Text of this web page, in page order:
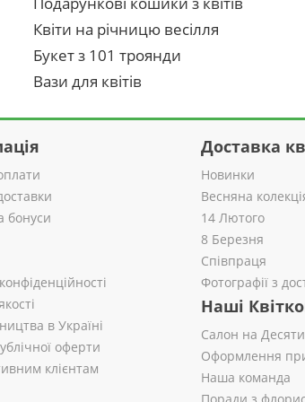
Квіти на річницю весілля
Букет з 101 троянди
Вази для квітів
бонуси
в Україні
оферти
клієнтам
Доставка
Новинки
Весняна
14 Лютого
8 Березня
Співпраця
Фотографії з
Наші
Салон на
Оформлення
Наша команда